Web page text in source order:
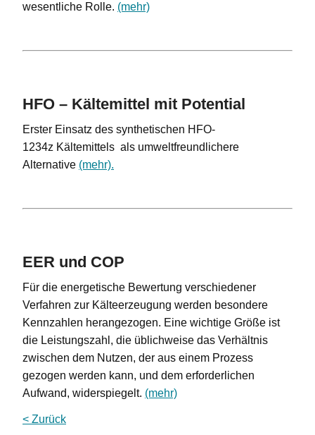
wesentliche Rolle. (mehr)
HFO – Kältemittel mit Potential
Erster Einsatz des synthetischen HFO-
1234z Kältemittels als umweltfreundlichere
Alternative (mehr).
EER und COP
Für die energetische Bewertung verschiedener
Verfahren zur Kälteerzeugung werden besondere
Kennzahlen herangezogen. Eine wichtige Größe ist
die Leistungszahl, die üblichweise das Verhältnis
zwischen dem Nutzen, der aus einem Prozess
gezogen werden kann, und dem erforderlichen
Aufwand, widerspiegelt. (mehr)
< Zurück